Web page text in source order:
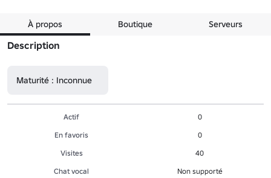
À propos Boutique Serveurs
Description
Maturité : Inconnue
Actif
0
En favoris
0
Visites
40
Chat vocal
Non supporté